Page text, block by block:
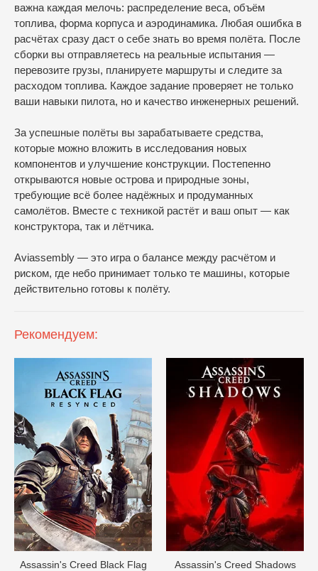
важна каждая мелочь: распределение веса, объём
топлива, форма корпуса и аэродинамика. Любая ошибка в
расчётах сразу даст о себе знать во время полёта. После
сборки вы отправляетесь на реальные испытания —
перевозите грузы, планируете маршруты и следите за
расходом топлива. Каждое задание проверяет не только
ваши навыки пилота, но и качество инженерных решений.
За успешные полёты вы зарабатываете средства,
которые можно вложить в исследования новых
компонентов и улучшение конструкции. Постепенно
открываются новые острова и природные зоны,
требующие всё более надёжных и продуманных
самолётов. Вместе с техникой растёт и ваш опыт — как
конструктора, так и лётчика.
Aviassembly — это игра о балансе между расчётом и
риском, где небо принимает только те машины, которые
действительно готовы к полёту.
Рекомендуем:
Assassin's Creed Black Flag
Assassin's Creed Shadows